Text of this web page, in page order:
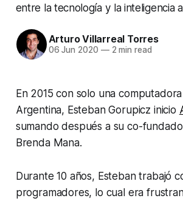
entre la tecnología y la inteligencia
Arturo Villarreal Torres
06 Jun 2020 —2 min read
En 2015 con solo una
Argentina, Esteban Gorupicz inicio
sumando después a su co-
Brenda Mana.
Durante 10 años, Esteban trabajó
programadores, lo cual era